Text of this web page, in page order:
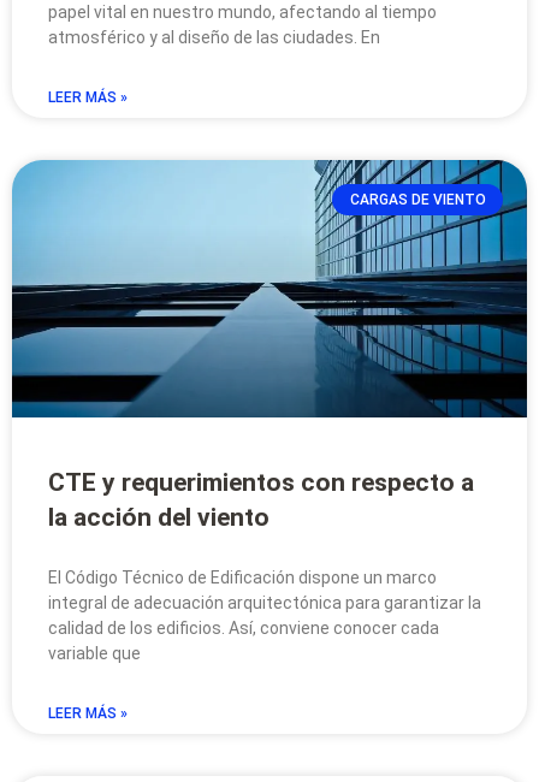
papel vital en nuestro mundo, afectando al tiempo
atmosférico y al diseño de las ciudades. En
LEER MÁS »
CARGAS DE VIENTO
CTE y requerimientos con respecto a
la acción del viento
El Código Técnico de Edificación dispone un marco
integral de adecuación arquitectónica para garantizar la
calidad de los edificios. Así, conviene conocer cada
variable que
LEER MÁS »